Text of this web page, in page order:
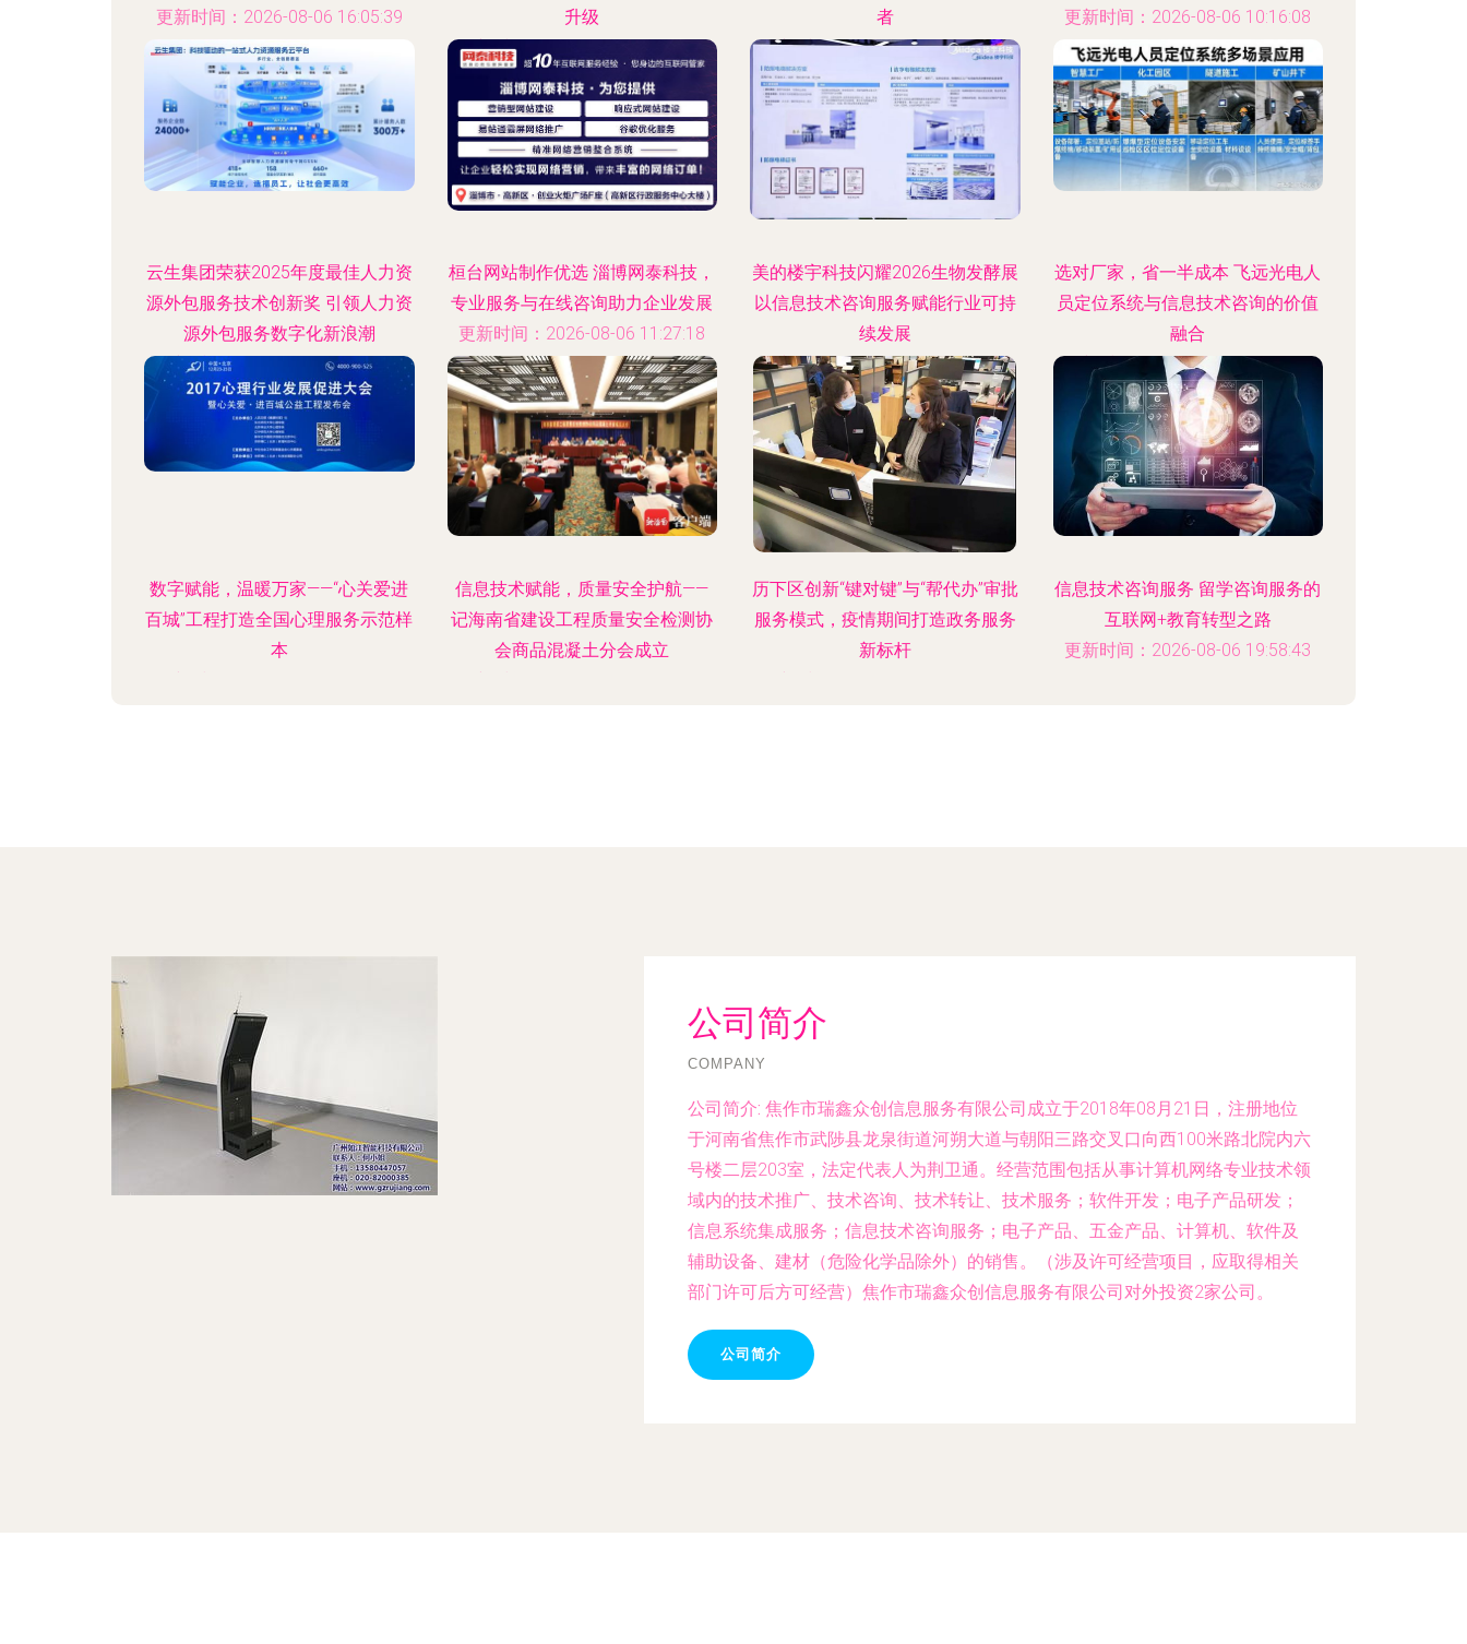
更新时间：2026-08-06 16:05:39
升级
更新时间：2026-08-06 08:08:17
者
更新时间：2026-08-06 23:25:03
更新时间：2026-08-06 10:16:08
云生集团荣获2025年度最佳人力资
源外包服务技术创新奖 引领人力资
源外包服务数字化新浪潮
更新时间：2026-08-06 05:14:25
桓台网站制作优选 淄博网泰科技，
专业服务与在线咨询助力企业发展
更新时间：2026-08-06 11:27:18
美的楼宇科技闪耀2026生物发酵展
以信息技术咨询服务赋能行业可持
续发展
更新时间：2026-08-06 03:17:43
选对厂家，省一半成本 飞远光电人
员定位系统与信息技术咨询的价值
融合
更新时间：2026-08-06 05:41:14
数字赋能，温暖万家——“心关爱进
百城”工程打造全国心理服务示范样
本
信息技术赋能，质量安全护航——
记海南省建设工程质量安全检测协
会商品混凝土分会成立
历下区创新“键对键”与“帮代办”审批
服务模式，疫情期间打造政务服务
新标杆
信息技术咨询服务 留学咨询服务的
互联网+教育转型之路
更新时间：2026-08-06 19:58:43
公司简介
COMPANY
公司简介: 焦作市瑞鑫众创信息服务有限公司成立于2018年08月21日，注册地位
于河南省焦作市武陟县龙泉街道河朔大道与朝阳三路交叉口向西100米路北院内六
号楼二层203室，法定代表人为荆卫通。经营范围包括从事计算机网络专业技术领
域内的技术推广、技术咨询、技术转让、技术服务；软件开发；电子产品研发；
信息系统集成服务；信息技术咨询服务；电子产品、五金产品、计算机、软件及
辅助设备、建材（危险化学品除外）的销售。（涉及许可经营项目，应取得相关
部门许可后方可经营）焦作市瑞鑫众创信息服务有限公司对外投资2家公司。
公司简介